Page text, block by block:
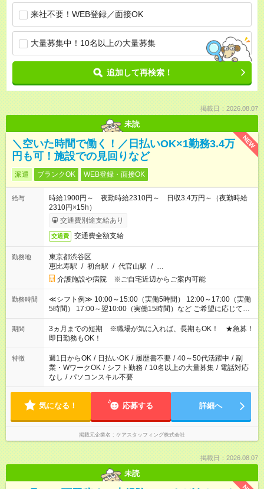
来社不要！WEB登録／面接OK
大量募集中！10名以上の大量募集
追加して再検索！
掲載日：2026.08.07
未読
NEW
＼空いた時間で働く！／日払いOK×1勤務3.4万
円も可！施設での見回りなど
派遣 ブランクOK WEB登録・面接OK
給与
時給1900円～ 夜勤時給2310円～ 日収3.4万円～（夜勤時給
2310円×15h）
交通費別途支給あり
交通費 交通費全額支給
勤務地
東京都渋谷区
恵比寿駅 / 初台駅 / 代官山駅 / …
介護施設や病院 ※ご自宅近辺からご案内可能
勤務時間
≪シフト例≫ 10:00～15:00（実働5時間） 12:00～17:00（実働
5時間） 17:00～翌10:00（実働15時間）など ご希望に応じて、
働く時間は調整できます！ お気軽に担当へ相談ください！
期間
3ヵ月までの短期 ※職場が気に入れば、長期もOK！ ★急募！
即日勤務もOK！
特徴 週1日からOK / 日払いOK / 履歴書不要 / 40～50代活躍中 / 副
業・WワークOK / シフト勤務 / 10名以上の大量募集 / 電話対応
なし / パソコンスキル不要
気になる！ 応募する 詳細へ
掲載元企業名 ケアスタッフィング株式会社
掲載日：2026.08.07
未読